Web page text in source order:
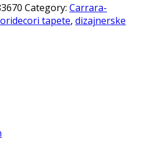
Category: Carrara-
tapete, dizajnerske